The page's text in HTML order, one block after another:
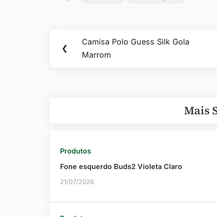
Navegação
de
❮
Previous
Post:
Camisa Polo Guess Silk Gola
Marrom
Mais
Produtos
Fone esquerdo Buds2 Violeta Claro
21/07/2026